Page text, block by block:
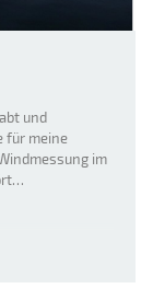
und
für meine
im